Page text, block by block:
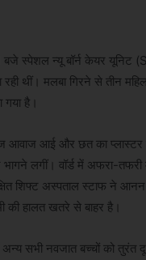
बजे स्पेशल न्यू बॉर्न केयर
रही थीं। मलबा गिरने से तीन
है।
आवाज आई और छत का प्लास्टर
लगीं। वॉर्ड में अफरा-
शिफ्ट अस्पताल स्टाफ ने
हालत खतरे से बाहर है।
अन्य सभी नवजात बच्चों को